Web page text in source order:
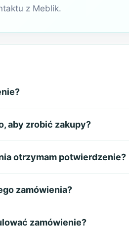
z Meblik.
aby zrobić zakupy?
otrzymam potwierdzenie?
zamówienia?
zamówienie?